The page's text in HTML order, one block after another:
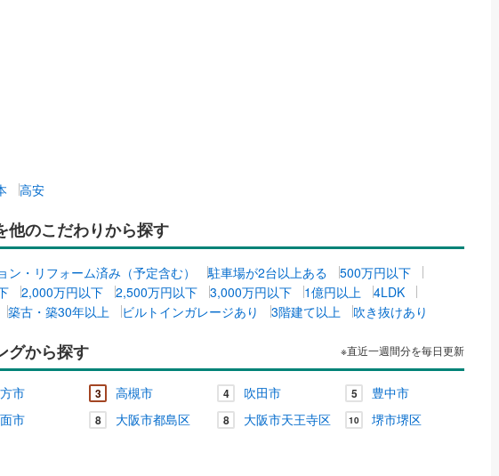
高安
他のこだわりから探す
ン・リフォーム済み（予定含む） 駐車場が2台以上ある
500万円以下
2,000万円以下 2,500万円以下 3,000万円以下 1億円以上
4LDK
築古・築30年以上 ビルトインガレージあり 3階建て以上 吹き抜けあり
グから探す ※直近一週間分を毎日更新
市 3 高槻市 4 吹田市 5 豊中市
市 8 大阪市都島区 8 大阪市天王寺区 10 堺市堺区